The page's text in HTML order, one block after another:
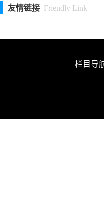
友情链接 Friendly Link
栏目导